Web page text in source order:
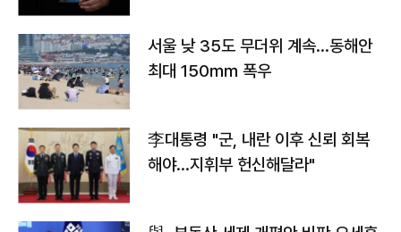
서울 낮 35도 무더위 계속…동해안
최대 150㎜ 폭우
李대통령 "군, 내란 이후 신뢰 회복
해야…지휘부 헌신해달라"